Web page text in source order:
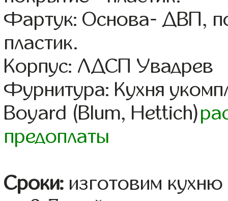
Фартук: Основа- ДВП,
пластик.
Корпус: ЛДСП Увадрев
Фурнитура: Кухня
Boyard (Blum, Hettich)
предоплаты
Сроки: изготовим